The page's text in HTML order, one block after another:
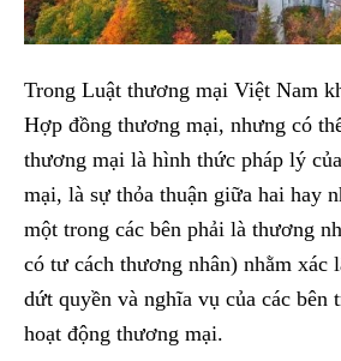
Trong Luật thương mại Việt Nam
Hợp đồng thương mại, nhưng có
thương mại là hình thức pháp lý
mại, là sự thỏa thuận giữa hai hay
một trong các bên phải là thương
có tư cách thương nhân) nhằm xác
dứt quyền và nghĩa vụ của các bên
hoạt động thương mại.